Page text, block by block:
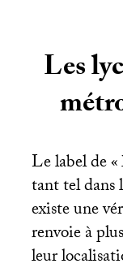
Les
Le label de «
tant tel dans
existe une
renvoie à
leur